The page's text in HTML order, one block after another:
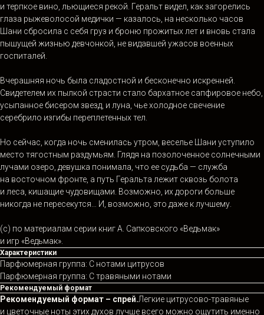
и терпкое вино, льющиеся рекой. Геральт видел, как загорелись
глаза рыжеволосой медички — казалось, на несколько часов
Шани сбросила с себя груз и броню прожитых лет и вновь стала
пышущей жизнью девчонкой, не видавшей ужасов военных
госпиталей.
Вчерашняя ночь была сладостной и бесконечно искренней.
Свидетелем их пылкой страсти стало бархатное сапфировое небо,
усыпанное бисером звезд, и луна, чье холодное свечение
серебрило изгибы переплетенных тел.
Но сейчас, когда ночь сменилась утром, веселье Шани уступило
место тягостным раздумьям. Глядя на позолоченное солнечными
лучами озеро, девушка понимала, что ее судьба — служба
на восточном фронте, а путь Геральта лежит сквозь болота
и леса, кишащие чудовищами. Возможно, их дороги больше
никогда не пересекутся… И, возможно, это даже к лучшему.
(с) по материалам серии книг А. Сапковского «Ведьмак»
и игр «Ведьмак».
Характеристики
Парфюмерная группа: С нотами цитрусов
Парфюмерная группа: С травяными нотами
Рекомендуемый формат
Рекомендуемый формат – спрей.Легкие цитрусово-травяные
и цветочные ноты этих духов лучше всего можно ощутить именно